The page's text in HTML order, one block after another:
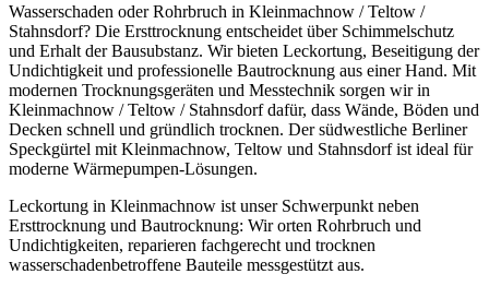
Wasserschaden oder Rohrbruch in Kleinmachnow / Teltow /
Stahnsdorf? Die Ersttrocknung entscheidet über Schimmelschutz
und Erhalt der Bausubstanz. Wir bieten Leckortung, Beseitigung der
Undichtigkeit und professionelle Bautrocknung aus einer Hand. Mit
modernen Trocknungsgeräten und Messtechnik sorgen wir in
Kleinmachnow / Teltow / Stahnsdorf dafür, dass Wände, Böden und
Decken schnell und gründlich trocknen. Der südwestliche Berliner
Speckgürtel mit Kleinmachnow, Teltow und Stahnsdorf ist ideal für
moderne Wärmepumpen-Lösungen.
Leckortung in Kleinmachnow ist unser Schwerpunkt neben
Ersttrocknung und Bautrocknung: Wir orten Rohrbruch und
Undichtigkeiten, reparieren fachgerecht und trocknen
wasserschadenbetroffene Bauteile messgestützt aus.